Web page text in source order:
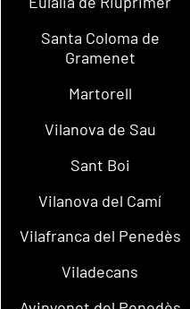
Santa Coloma de
Gramenet
Martorell
Vilanova de Sau
Sant Boi
Vilanova del Camí
Vilafranca del Penedès
Viladecans